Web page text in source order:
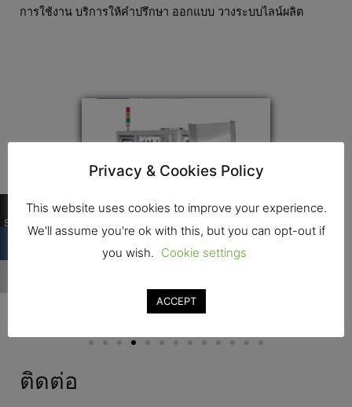
การใช้งาน บริการให้คําปรึกษา ออกแบบ วางระบบไลน์ผลิต
ติดต่อ
Privacy & Cookies Policy
This website uses cookies to improve your experience.
We'll assume you're ok with this, but you can opt-out if
you wish. Cookie settings
ACCEPT
Shares